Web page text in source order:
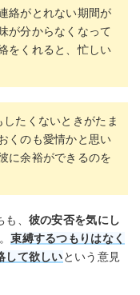
絡がとれない期間が
が分からなくなって
をくれると、忙しい
たくないときがたま
くのも愛情かと思い
に余裕ができるのを
、 彼の安否を気にし
束縛するつもりはなく
して欲しいという意見